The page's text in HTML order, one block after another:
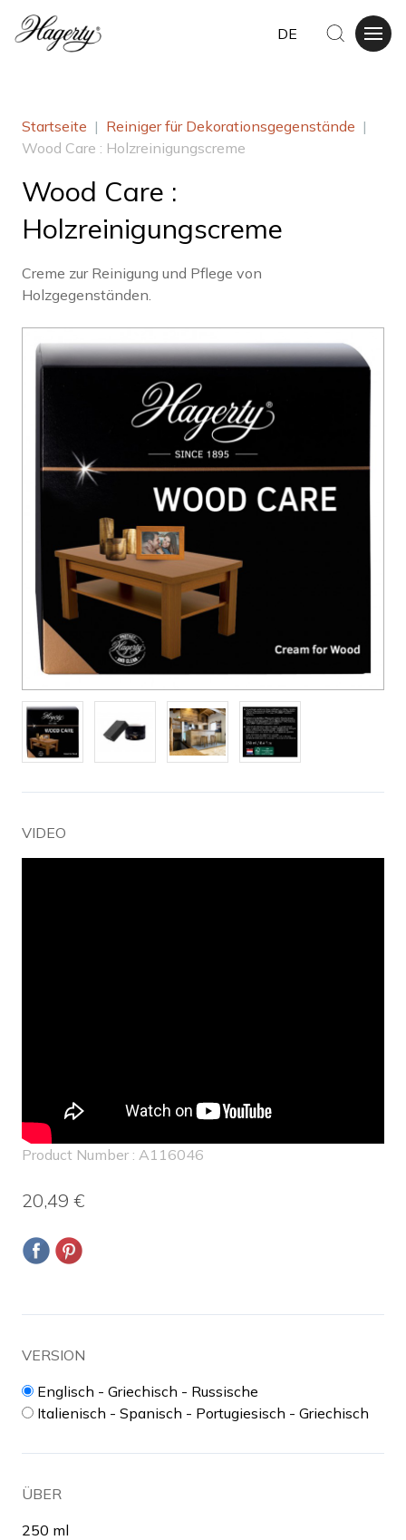
DE
Startseite | Reiniger für Dekorationsgegenstände |
Wood Care : Holzreinigungscreme
Wood Care :
Holzreinigungscreme
Creme zur Reinigung und Pflege von
Holzgegenständen.
VIDEO
Product Number : A116046
20,49 €
VERSION
Englisch - Griechisch - Russische
Italienisch - Spanisch - Portugiesisch - Griechisch
ÜBER
250 ml